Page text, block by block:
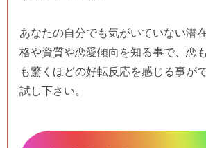
あなたの自分でも気がいていない潜
格や資質や恋愛傾向を知る事で、恋
も驚くほどの好転反応を感じる事が
試し下さい。